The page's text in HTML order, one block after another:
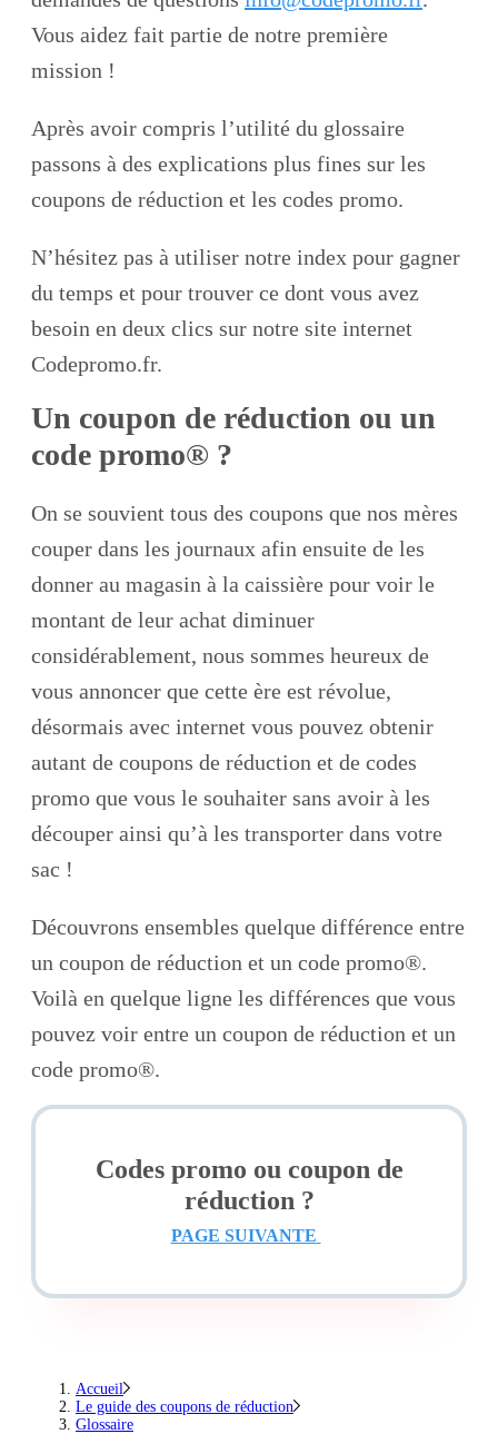
Vous aidez fait partie de notre première
mission !
Après avoir compris l’utilité du glossaire
passons à des explications plus fines sur les
coupons de réduction et les codes promo.
N’hésitez pas à utiliser notre index pour gagner
du temps et pour trouver ce dont vous avez
besoin en deux clics sur notre site internet
Codepromo.fr.
Un coupon de réduction ou un
code promo® ?
On se souvient tous des coupons que nos mères
couper dans les journaux afin ensuite de les
donner au magasin à la caissière pour voir le
montant de leur achat diminuer
considérablement, nous sommes heureux de
vous annoncer que cette ère est révolue,
désormais avec internet vous pouvez obtenir
autant de coupons de réduction et de codes
promo que vous le souhaiter sans avoir à les
découper ainsi qu’à les transporter dans votre
sac !
Découvrons ensembles quelque différence entre
un coupon de réduction et un code promo®.
Voilà en quelque ligne les différences que vous
pouvez voir entre un coupon de réduction et un
code promo®.
Codes promo ou coupon de
réduction ?
PAGE SUIVANTE
Accueil
Le guide des coupons de réduction
Glossaire